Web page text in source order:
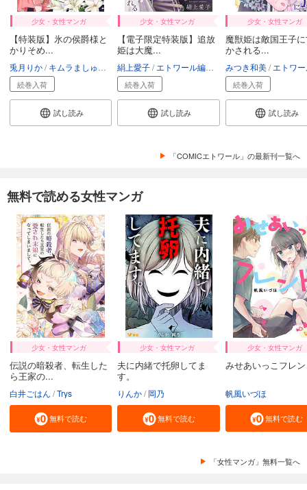
少女・女性マンガ
【特装版】氷の侯爵様と
かりそめ...
兎月りか キムラましゅろう エトワール編集部
続巻入荷
試し読み
少女・女性マンガ
【電子限定特装版】追放
姫は大魔...
絹上愛子 エトワール編集部
続巻入荷
試し読み
少女・女性マンガ
魔獣姫は敵国王子
かされる...
みつき和美 エトワール編
続巻入荷
試し読み
「COMICエトワール」の最新刊一覧へ
無料で読める女性マンガ
少女・女性マンガ
伝説の暗殺者、転生した
ら王家の...
白井ごはん Trys
無料で読む
少女・女性マンガ
夫に内緒で托卵してま
す。
りんか 岡乃
無料で読む
少女・女性マンガ
みせあいっこフレ
帆風いづほ
無料で読む
「女性マンガ」無料一覧へ